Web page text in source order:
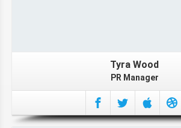
Tyra Wood
PR Manager